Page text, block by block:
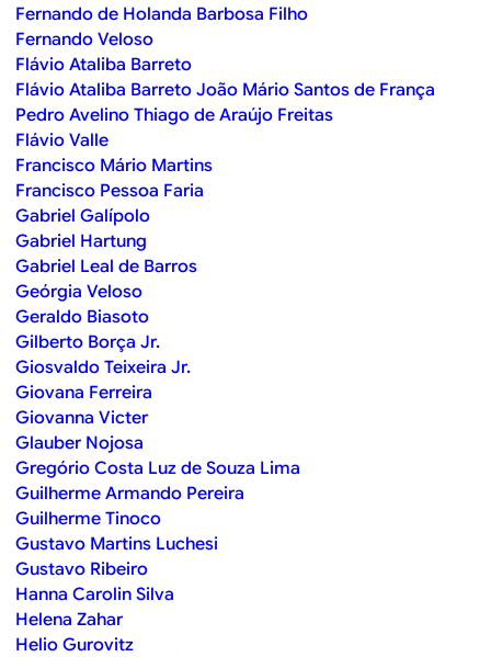
Fernando de Holanda Barbosa Filho
Fernando Veloso
Flávio Ataliba Barreto
Flávio Ataliba Barreto João Mário Santos de França
Pedro Avelino Thiago de Araújo Freitas
Flávio Valle
Francisco Mário Martins
Francisco Pessoa Faria
Gabriel Galípolo
Gabriel Hartung
Gabriel Leal de Barros
Geórgia Veloso
Geraldo Biasoto
Gilberto Borça Jr.
Giosvaldo Teixeira Jr.
Giovana Ferreira
Giovanna Victer
Glauber Nojosa
Gregório Costa Luz de Souza Lima
Guilherme Armando Pereira
Guilherme Tinoco
Gustavo Martins Luchesi
Gustavo Ribeiro
Hanna Carolin Silva
Helena Zahar
Helio Gurovitz